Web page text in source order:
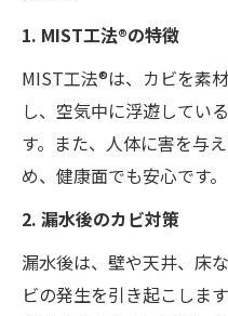
1. MIST工法®の特徴
MIST工法®は、カビを素
し、空気中に浮遊してい
す。また、人体に害を与
め、健康面でも安心です。
2. 漏水後のカビ対策
漏水後は、壁や天井、床
ビの発生を引き起こしま